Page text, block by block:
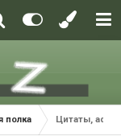
полка Цитаты,